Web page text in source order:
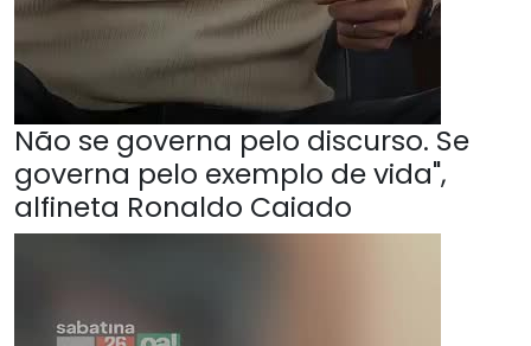
Não se governa pelo discurso. Se
governa pelo exemplo de vida",
alfineta Ronaldo Caiado